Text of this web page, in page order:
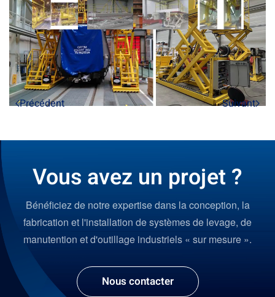
Précédent Suivant
Vous avez un projet ?
Bénéficiez de notre expertise dans la conception, la
fabrication et l'installation de systèmes de levage, de
manutention et d'outillage industriels « sur mesure ».
Nous contacter